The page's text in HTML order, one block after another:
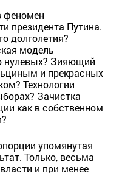
феномен
президента Путина.
долголетия?
модель
нулевых? Зияющий
и прекрасных
Технологии
Зачистка
как в собственном
упомянутая
Только, весьма
и при менее